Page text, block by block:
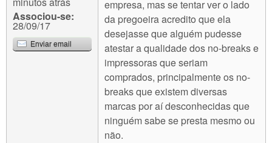
Associou-se:
28/09/17
Enviar email
empresa, mas se tentar ver o lado
da pregoeira acredito que ela
desejasse que alguém pudesse
atestar a qualidade dos no-breaks e
impressoras que seriam
comprados, principalmente os no-
breaks que existem diversas
marcas por aí desconhecidas que
ninguém sabe se presta mesmo ou
não.